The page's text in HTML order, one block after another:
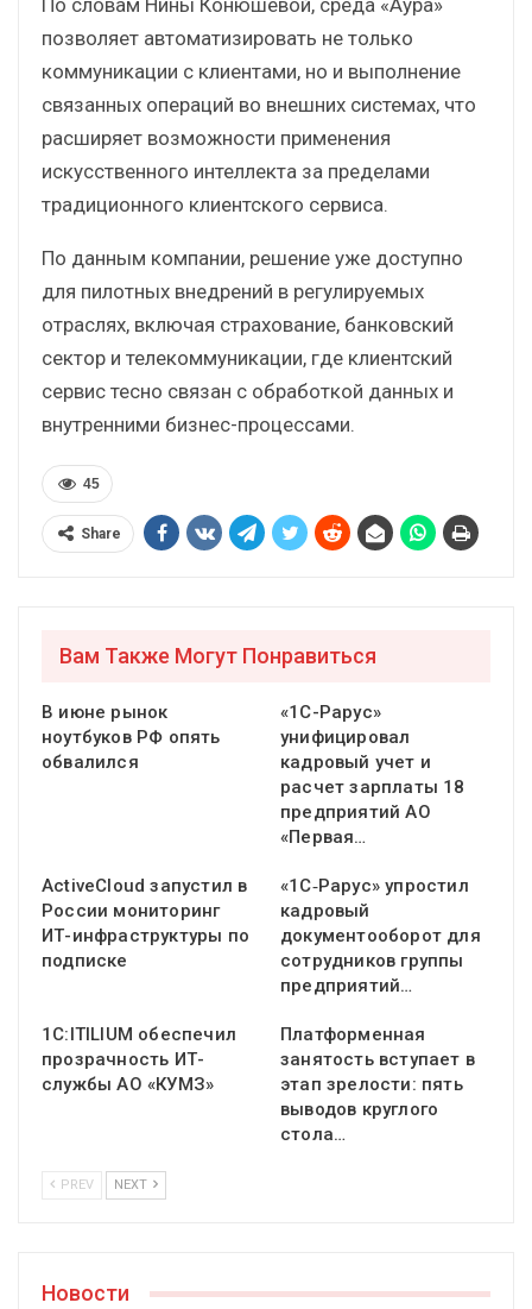
позволяет автоматизировать не только
коммуникации с клиентами, но и выполнение
связанных операций во внешних системах, что
расширяет возможности применения
искусственного интеллекта за пределами
традиционного клиентского сервиса.
По данным компании, решение уже доступно
для пилотных внедрений в регулируемых
отраслях, включая страхование, банковский
сектор и телекоммуникации, где клиентский
сервис тесно связан с обработкой данных и
внутренними бизнес-процессами.
45
Share
Вам Также Могут Понравиться
В июне рынок
ноутбуков РФ опять
обвалился
«1С-Рарус»
унифицировал
кадровый учет и
расчет зарплаты 18
предприятий АО
«Первая…
ActiveCloud запустил в
России мониторинг
ИТ-инфраструктуры по
подписке
«1С‑Рарус» упростил
кадровый
документооборот для
сотрудников группы
предприятий…
1С:ITILIUM обеспечил
прозрачность ИТ-
службы АО «КУМЗ»
Платформенная
занятость вступает в
этап зрелости: пять
выводов круглого
стола…
PREV NEXT
Новости